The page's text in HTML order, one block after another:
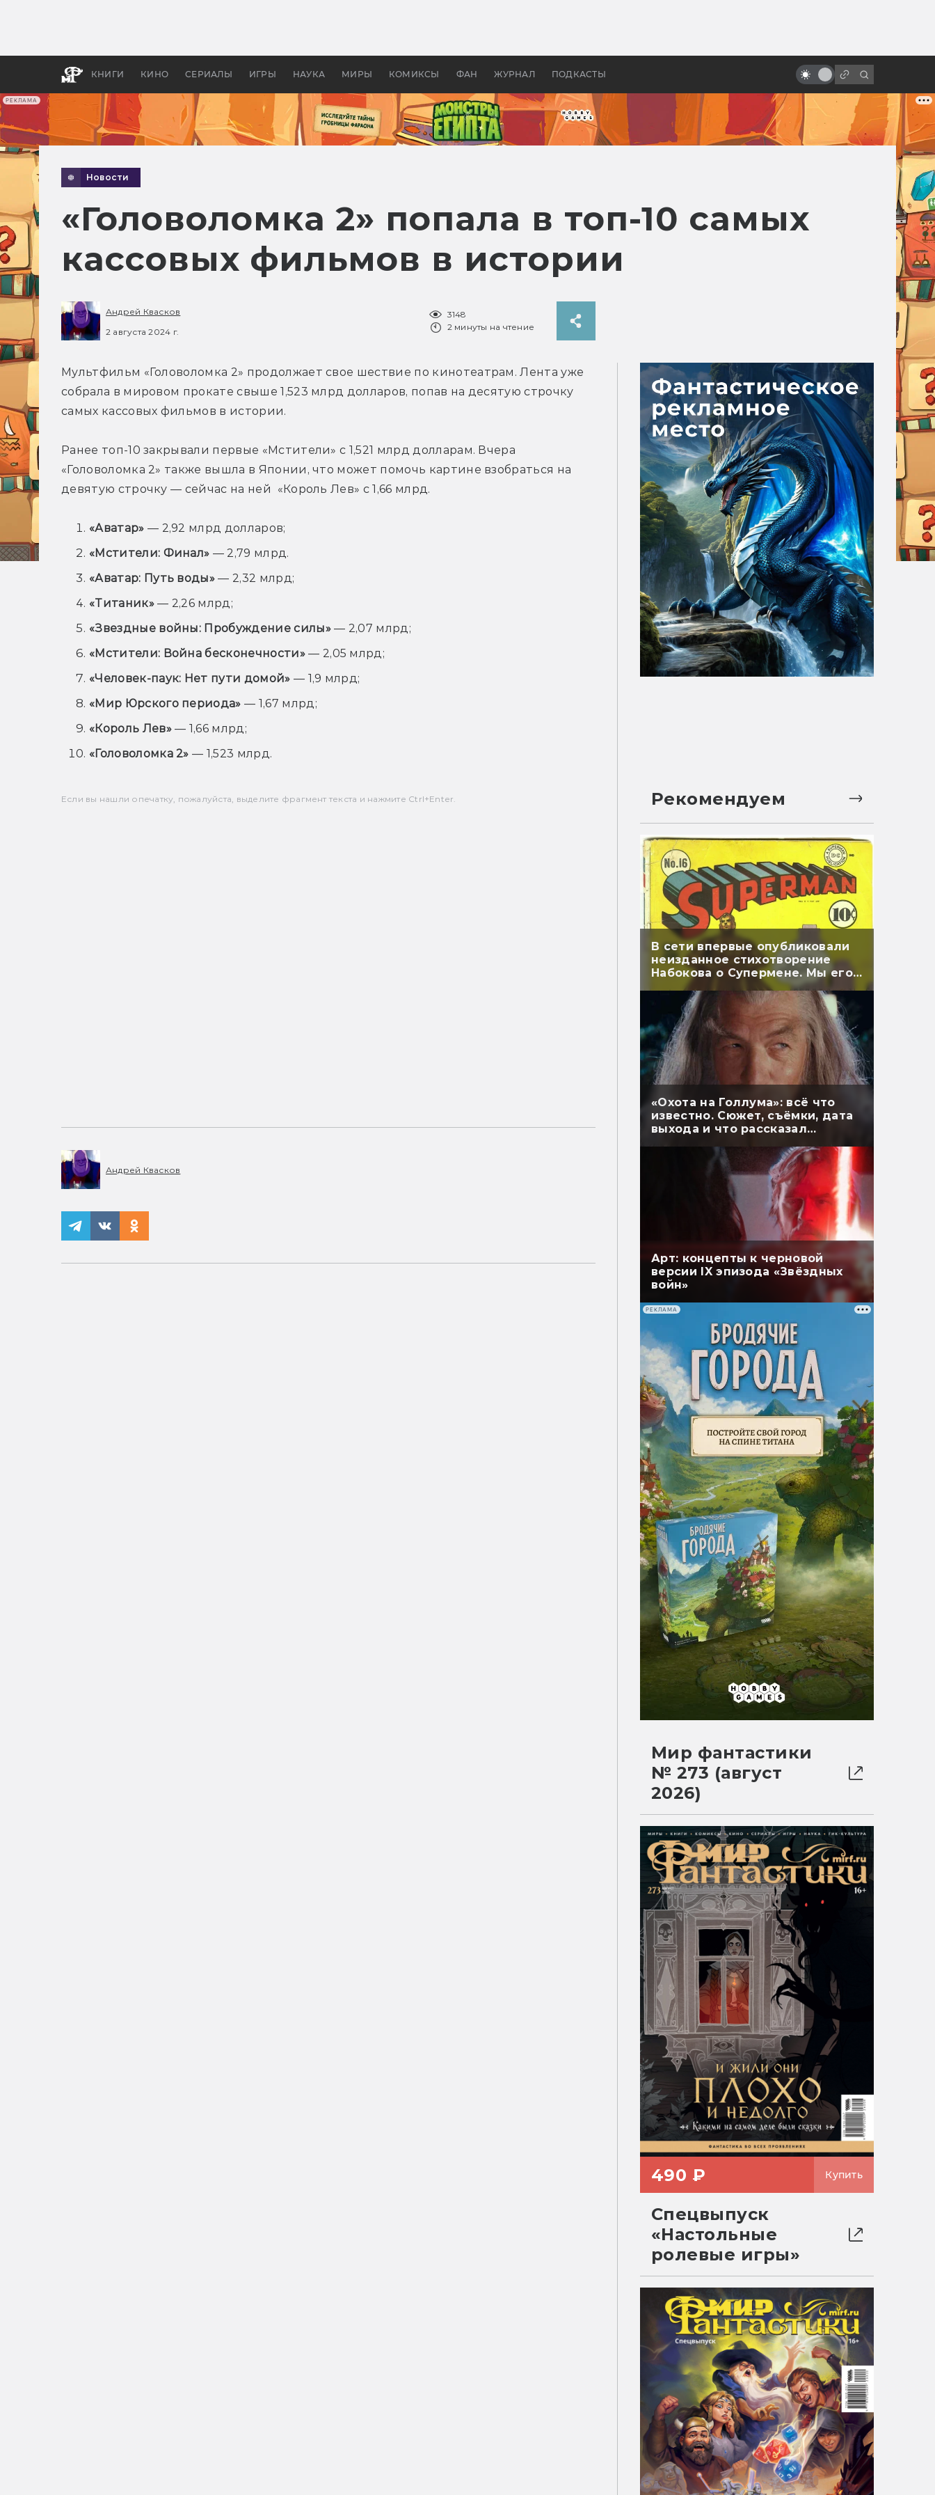
РЕКЛАМА
КНИГИ КИНО СЕРИАЛЫ ИГРЫ НАУКА МИРЫ КОМИКСЫ ФАН ЖУРНАЛ ПОДКАСТЫ
бы «Властелина колец»
Древней Грецией
заслуживают больше любви
Новости
«Головоломка 2» попала в топ-10 самых
кассовых фильмов в истории
Андрей Квасков
2 августа 2024 г.
3148
2 минуты на чтение
Мультфильм «Головоломка 2» продолжает свое шествие по кинотеатрам. Лента уже
собрала в мировом прокате свыше 1,523 млрд долларов, попав на десятую строчку
самых кассовых фильмов в истории.
Ранее топ-10 закрывали первые «Мстители» с 1,521 млрд долларам. Вчера
«Головоломка 2» также вышла в Японии, что может помочь картине взобраться на
девятую строчку — сейчас на ней «Король Лев» с 1,66 млрд.
«Аватар» — 2,92 млрд долларов;
«Мстители: Финал» — 2,79 млрд.
«Аватар: Путь воды» — 2,32 млрд;
«Титаник»— 2,26 млрд;
«Звездные войны: Пробуждение силы»— 2,07 млрд;
«Мстители: Война бесконечности»— 2,05 млрд;
«Человек-паук: Нет пути домой» — 1,9 млрд;
«Мир Юрского периода» — 1,67 млрд;
«Король Лев»— 1,66 млрд;
«Головоломка 2» — 1,523 млрд.
Если вы нашли опечатку, пожалуйста, выделите фрагмент текста и нажмите Ctrl+Enter.
Андрей Квасков
Рекомендуем
В сети впервые опубликовали
неизданное стихотворение
Набокова о Супермене. Мы его
перевели
«Охота на Голлума»: всё что
известно. Сюжет, съёмки, дата
выхода и что рассказал
Арт: концепты к черновой
версии IX эпизода «Звёздных
войн»
РЕКЛАМА
Мир фантастики
№ 273 (август
2026)
490 ₽ Купить
Спецвыпуск
«Настольные
ролевые игры»